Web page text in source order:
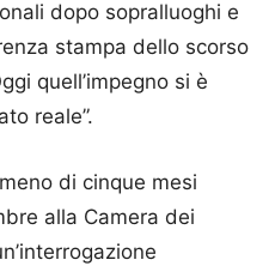
dopo sopralluoghi e
stampa dello scorso
quell’impegno si è
reale”.
di cinque mesi
alla Camera dei